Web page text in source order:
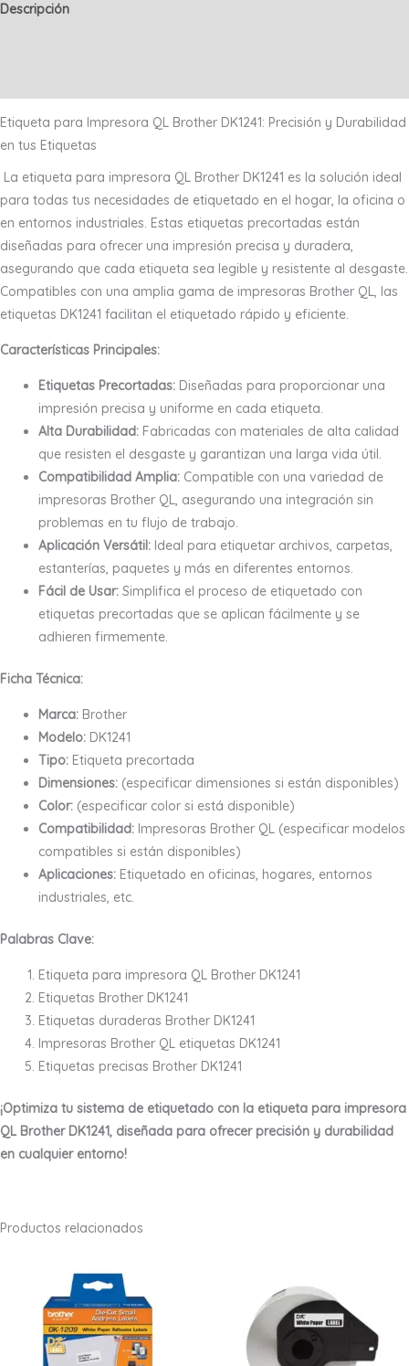
Descripción
Etiqueta para Impresora QL Brother DK1241: Precisión y Durabilidad
en tus Etiquetas
La etiqueta para impresora QL Brother DK1241 es la solución ideal
para todas tus necesidades de etiquetado en el hogar, la oficina o
en entornos industriales. Estas etiquetas precortadas están
diseñadas para ofrecer una impresión precisa y duradera,
asegurando que cada etiqueta sea legible y resistente al desgaste.
Compatibles con una amplia gama de impresoras Brother QL, las
etiquetas DK1241 facilitan el etiquetado rápido y eficiente.
Características Principales:
Etiquetas Precortadas: Diseñadas para proporcionar una
impresión precisa y uniforme en cada etiqueta.
Alta Durabilidad: Fabricadas con materiales de alta calidad
que resisten el desgaste y garantizan una larga vida útil.
Compatibilidad Amplia: Compatible con una variedad de
impresoras Brother QL, asegurando una integración sin
problemas en tu flujo de trabajo.
Aplicación Versátil: Ideal para etiquetar archivos, carpetas,
estanterías, paquetes y más en diferentes entornos.
Fácil de Usar: Simplifica el proceso de etiquetado con
etiquetas precortadas que se aplican fácilmente y se
adhieren firmemente.
Ficha Técnica:
Marca: Brother
Modelo: DK1241
Tipo: Etiqueta precortada
Dimensiones: (especificar dimensiones si están disponibles)
Color: (especificar color si está disponible)
Compatibilidad: Impresoras Brother QL (especificar modelos
compatibles si están disponibles)
Aplicaciones: Etiquetado en oficinas, hogares, entornos
industriales, etc.
Palabras Clave:
Etiqueta para impresora QL Brother DK1241
Etiquetas Brother DK1241
Etiquetas duraderas Brother DK1241
Impresoras Brother QL etiquetas DK1241
Etiquetas precisas Brother DK1241
¡Optimiza tu sistema de etiquetado con la etiqueta para impresora
QL Brother DK1241, diseñada para ofrecer precisión y durabilidad
en cualquier entorno!
Productos relacionados